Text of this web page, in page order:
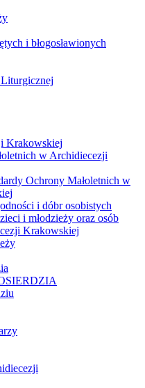
i błogosławionych
Liturgicznej
Krakowskiej
w Archidiecezji
Ochrony Małoletnich w
i dóbr osobistych
i młodzieży oraz osób
Krakowskiej